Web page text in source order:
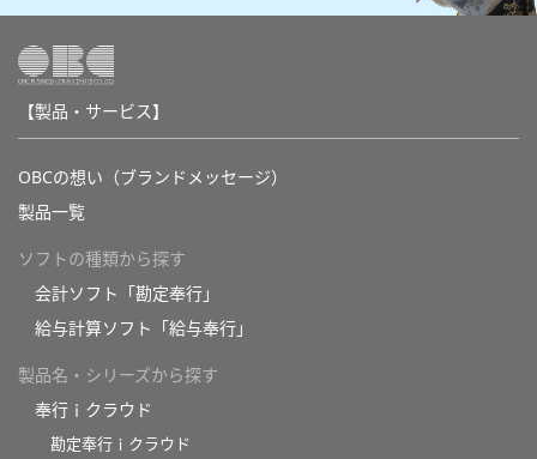
【製品・サービス】
OBCの想い（ブランドメッセージ）
製品一覧
ソフトの種類から探す
会計ソフト「勘定奉行」
給与計算ソフト「給与奉行」
製品名・シリーズから探す
奉行ｉクラウド
勘定奉行ｉクラウド